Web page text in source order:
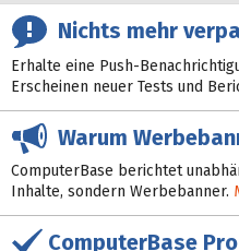
Nichts mehr
Erhalte eine Push-
Erscheinen neuer Tests und
Warum
ComputerBase berichtet
Inhalte, sondern Werbebanner.
ComputerBase Pro